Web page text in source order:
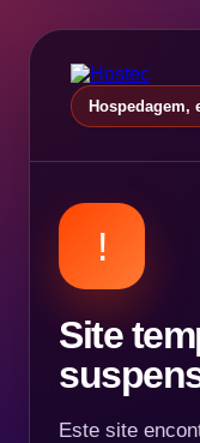
Hospedagem,
!
Site
Este site